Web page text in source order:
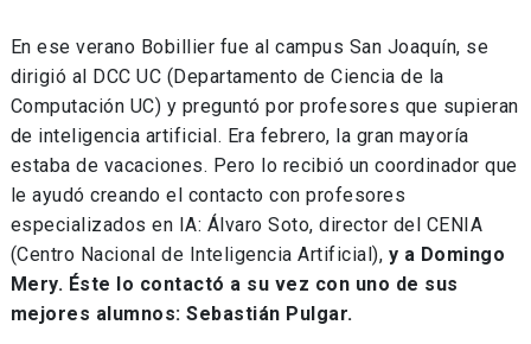
En ese verano Bobillier fue al campus San Joaquín, se
dirigió al DCC UC (Departamento de Ciencia de la
Computación UC) y preguntó por profesores que supieran
de inteligencia artificial. Era febrero, la gran mayoría
estaba de vacaciones. Pero lo recibió un coordinador que
le ayudó creando el contacto con profesores
especializados en IA: Álvaro Soto, director del CENIA
(Centro Nacional de Inteligencia Artificial), y a Domingo
Mery. Éste lo contactó a su vez con uno de sus
mejores alumnos: Sebastián Pulgar.